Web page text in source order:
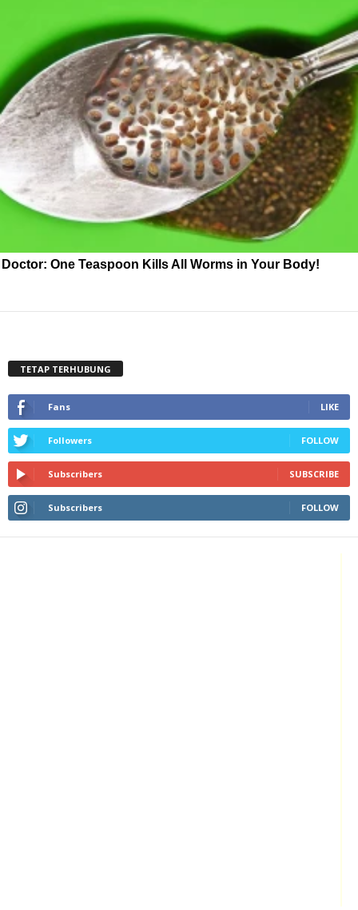
Doctor: One Teaspoon Kills All Worms in Your Body!
TETAP TERHUBUNG
Fans LIKE
Followers FOLLOW
Subscribers SUBSCRIBE
Subscribers FOLLOW